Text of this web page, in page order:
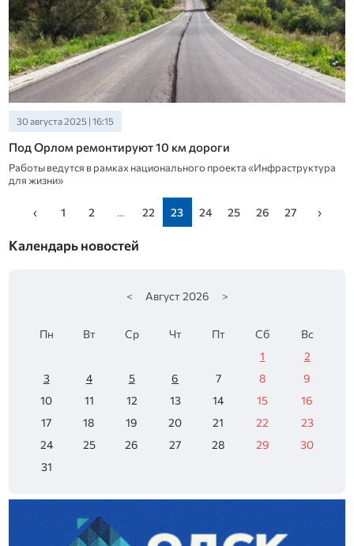
30 августа 2025 | 16:15
Под Орлом ремонтируют 10 км дороги
Работы ведутся в рамках национального проекта «Инфраструктура
для жизни»
‹ 1 2 ... 22 23 24 25 26 27 ›
Календарь новостей
< Август 2026 >
Пн Вт Ср Чт Пт Сб
Вс
1
2
3
4 5 6 7 8
9
10
11 12 13 14 15
16
17
18 19 20 21 22
23
24
25 26 27 28 29
30
31